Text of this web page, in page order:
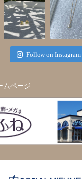
Follow on Instagram
ムページ